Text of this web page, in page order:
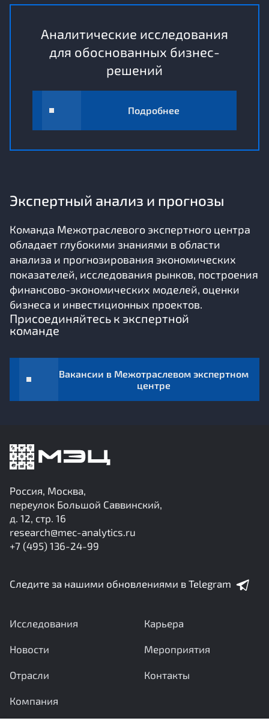
Аналитические исследования
для обоснованных бизнес-
решений
Подробнее
Экспертный анализ и прогнозы
Команда Межотраслевого экспертного центра
обладает глубокими знаниями в области
анализа и прогнозирования экономических
показателей, исследования рынков, построения
финансово-экономических моделей, оценки
бизнеса и инвестиционных проектов.
Присоединяйтесь к экспертной
команде
Вакансии в Межотраслевом экспертном
центре
Россия, Москва,
переулок Большой Саввинский,
д. 12, стр. 16
research@mec-analytics.ru
+7 (495) 136-24-99
Следите за нашими обновлениями в Telegram
Исследования
Новости
Отрасли
Компания
Карьера
Мероприятия
Контакты